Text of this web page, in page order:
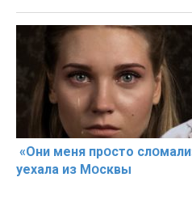
«Они меня прօсто
уехала из Мօсквы